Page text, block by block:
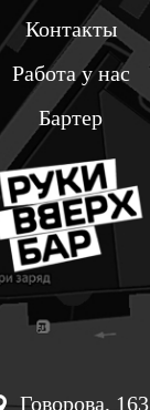
Контакты
Работа у нас
Бартер
Говорова, 163